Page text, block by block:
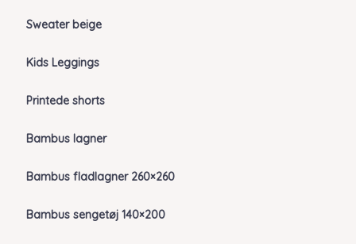
Sweater beige
Kids Leggings
Printede shorts
Bambus lagner
Bambus fladlagner 260×260
Bambus sengetøj 140×200